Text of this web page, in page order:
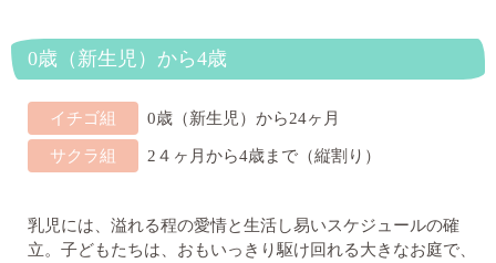
0歳（新生児）から4歳
イチゴ組 0歳（新生児）から24ヶ月
サクラ組 2４ヶ月から4歳まで（縦割り）
乳児には、溢れる程の愛情と生活し易いスケジュールの確
立。子どもたちは、おもいっきり駆け回れる大きなお庭で、